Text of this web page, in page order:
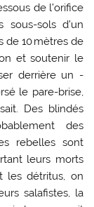
de l’orifice
sols d’un
de 10 mètres de
et soutenir le
derrière un
le pare-brise,
Des blindés
des
rebelles sont
leurs morts
les détritus, on
salafistes, la